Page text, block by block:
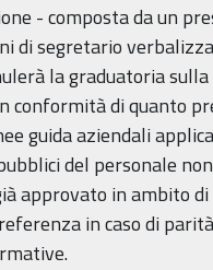
- composta da un
di segretario
la graduatoria sulla
conformità di quanto
guida aziendali
del personale
approvato in ambito
in caso di